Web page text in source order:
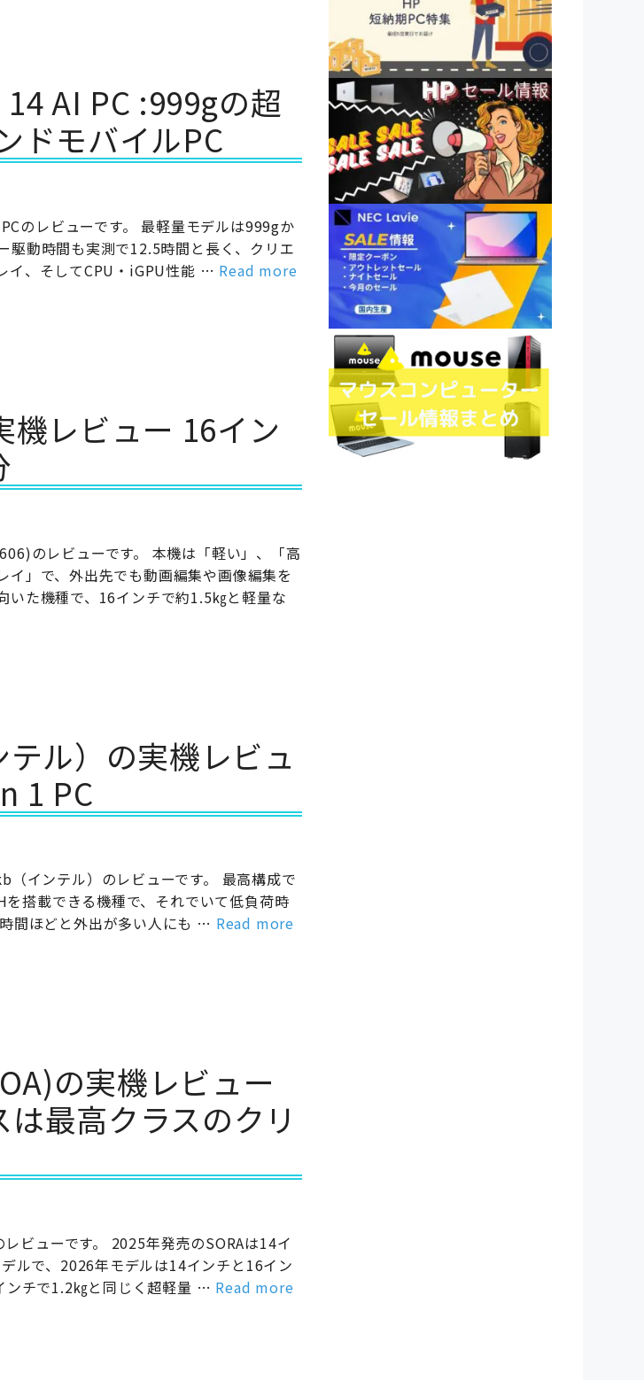
AI PC :999gの超
ドモバイルPC
のレビューです。 最軽量モデルは999gか
駆動時間も実測で12.5時間と長く、クリエ
イ、そしてCPU・iGPU性能 … Read more
機レビュー 16イン
のレビューです。 本機は「軽い」、「高
イ」で、外出先でも動画編集や画像編集を
いた機種で、16インチで約1.5㎏と軽量な
ル）の実機レビュ
1 PC
インテル）のレビューです。 最高構成で
搭載できる機種で、それでいて低負荷時
間ほどと外出が多い人にも … Read more
の実機レビュー
最高クラスのクリ
ビューです。 2025年発売のSORAは14イ
ルで、2026年モデルは14インチと16イン
ンチで1.2㎏と同じく超軽量 … Read more